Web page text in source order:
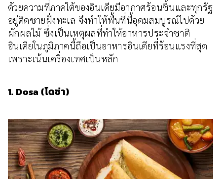
ด้วยความที่ภาคใต้ของอินเดียมีอากาศร้อนชื้นและทุกรัฐ
อยู่ติดชายฝั่งทะเล จึงทำให้พื้นที่นี้อุดมสมบูรณ์ไปด้วย
ผักผลไม้ ซึ่งเป็นเหตุผลที่ทำให้อาหารประจำชาติ
อินเดียในภูมิภาคนี้ถือเป็นอาหารอินเดียที่ร้อนแรงที่สุด
เพราะเน้นเครื่องเทศเป็นหลัก
1. Dosa (โดซ่า)